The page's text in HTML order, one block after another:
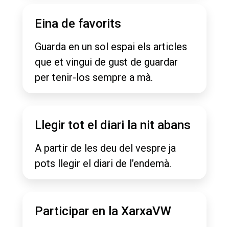
Eina de favorits
Guarda en un sol espai els articles
que et vingui de gust de guardar
per tenir-los sempre a mà.
Llegir tot el diari la nit abans
A partir de les deu del vespre ja
pots llegir el diari de l’endemà.
Participar en la XarxaVW